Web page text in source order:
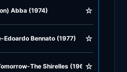
Abba (1974) ☆
Edoardo Bennato (1977) ☆
The Shirelles (1960)
☆